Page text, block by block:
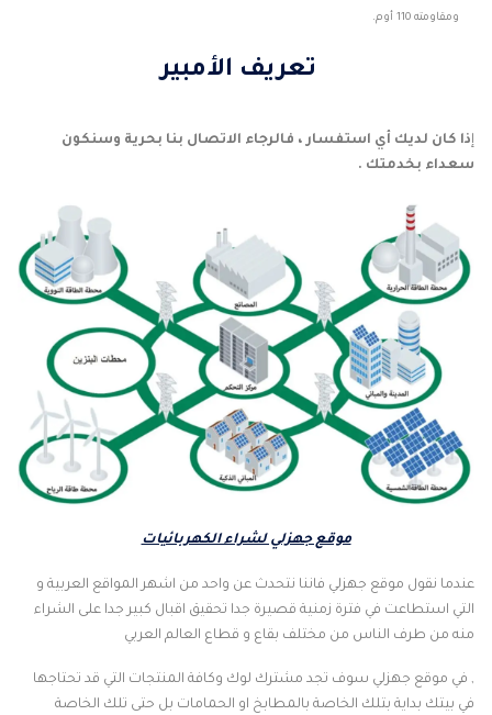
ومقاومته 110 أوم.
تعريف الأمبير
إذا كان لديك أي استفسار ، فالرجاء الاتصال بنا بحرية وسنكون
سعداء بخدمتك .
موقع جهزلي لشراء الكهربائيات
عندما نقول موقع جهزلي فاننا نتحدث عن واحد من اشهر المواقع العربية و
التي استطاعت في فترة زمنية قصيرة جدا تحقيق اقبال كبير جدا على الشراء
منه من طرف الناس من مختلف بقاع و قطاع العالم العربي
, في موقع جهزلي سوف تجد مشترك لوك وكافة المنتجات التي قد تحتاجها
في بيتك بداية بتلك الخاصة بالمطابخ او الحمامات بل حتى تلك الخاصة